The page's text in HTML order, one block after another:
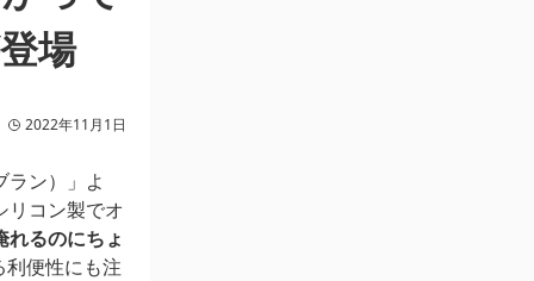
場
2022年11月1日
ン）」よ
リコン製でオ
れるのにちょ
便性にも注